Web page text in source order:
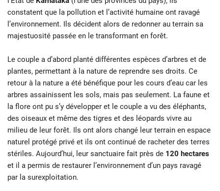
constatent que la pollution et l’activité humaine ont ravagé
l’environnement. Ils décident alors de redonner au terrain sa
majestuosité passée en le transformant en forêt.
Le couple a d’abord planté différentes espèces d’arbres et de
plantes, permettant à la nature de reprendre ses droits. Ce
retour à la nature a été bénéfique pour les cours d’eau car les
arbres assainissent les sols, mais pas seulement. La faune et
la flore ont pu s’y développer et le couple a vu des éléphants,
des oiseaux et même des tigres et des léopards vivre au
milieu de leur forêt. Ils ont alors changé leur terrain en espace
naturel protégé privé et ils ont continué de racheter des terres
stériles. Aujourd’hui, leur sanctuaire fait près de 120 hectares
et il a permis de restaurer l’environnement d’un pays ravagé
par la surexploitation.